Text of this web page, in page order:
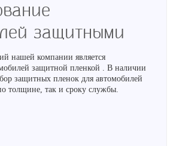
защитными
нашей компании является
защитной пленкой . В наличии
защитных пленок для автомобилей
толщине, так и сроку службы.